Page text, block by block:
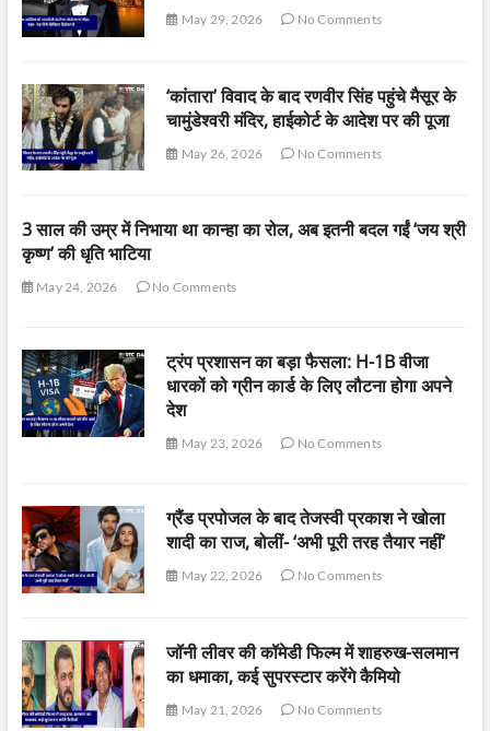
May 29, 2026 No Comments
‘कांतारा’ विवाद के बाद रणवीर सिंह पहुंचे मैसूर के
चामुंडेश्वरी मंदिर, हाईकोर्ट के आदेश पर की पूजा
May 26, 2026 No Comments
3 साल की उम्र में निभाया था कान्हा का रोल, अब इतनी बदल गईं ‘जय श्री
कृष्ण’ की धृति भाटिया
May 24, 2026 No Comments
ट्रंप प्रशासन का बड़ा फैसला: H-1B वीजा
धारकों को ग्रीन कार्ड के लिए लौटना होगा अपने
देश
May 23, 2026 No Comments
ग्रैंड प्रपोजल के बाद तेजस्वी प्रकाश ने खोला
शादी का राज, बोलीं- ‘अभी पूरी तरह तैयार नहीं’
May 22, 2026 No Comments
जॉनी लीवर की कॉमेडी फिल्म में शाहरुख-सलमान
का धमाका, कई सुपरस्टार करेंगे कैमियो
May 21, 2026 No Comments